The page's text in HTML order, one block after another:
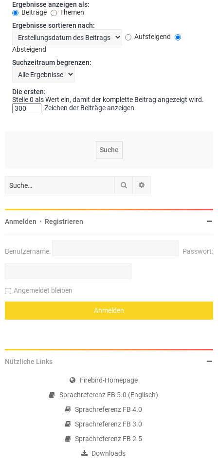
Ergebnisse anzeigen als:
Beiträge
Themen
Ergebnisse sortieren nach:
Aufsteigend
Absteigend
Suchzeitraum begrenzen:
Die ersten:
Stelle 0 als Wert ein, damit der komplette Beitrag angezeigt wird.
Zeichen der Beiträge anzeigen
Suche
Anmelden • Registrieren
Benutzername: Passwort:
Angemeldet bleiben
Nützliche Links
Firebird-Homepage
Sprachreferenz FB 5.0 (Englisch)
Sprachreferenz FB 4.0
Sprachreferenz FB 3.0
Sprachreferenz FB 2.5
Downloads